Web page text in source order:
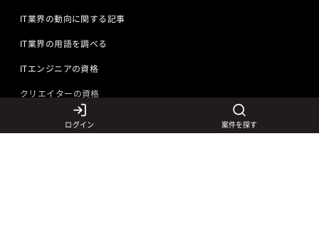
IT業界の動向に関する記事
IT業界の用語を調べる
ITエンジニアの資格
クリエイターの資格
言語から探す
ログイン 案件を探す